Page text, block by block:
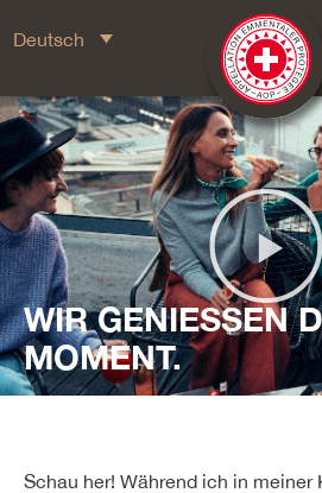
Deutsch
WIR GENIESSEN
MOMENT.
Schau her! Während ich in meiner